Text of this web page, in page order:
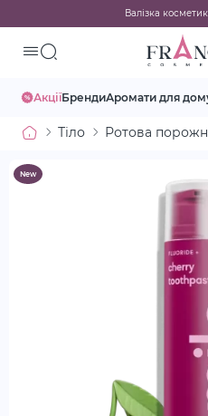
Валізка
АкціїБрендиАромати для
Тіло Ротова
New